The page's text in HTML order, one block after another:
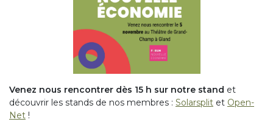
Venez nous rencontrer dès 15 h sur notre stand et
découvrir les stands de nos membres : Solarsplit et Open-
Net !